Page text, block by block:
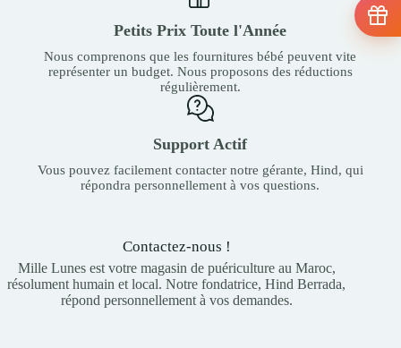
Petits Prix Toute l'Année
Nous comprenons que les fournitures bébé peuvent vite
représenter un budget. Nous proposons des réductions
régulièrement.
Support Actif
Vous pouvez facilement contacter notre gérante, Hind, qui
répondra personnellement à vos questions.
Contactez-nous !
Mille Lunes est votre magasin de puériculture au Maroc,
résolument humain et local. Notre fondatrice, Hind Berrada,
répond personnellement à vos demandes.